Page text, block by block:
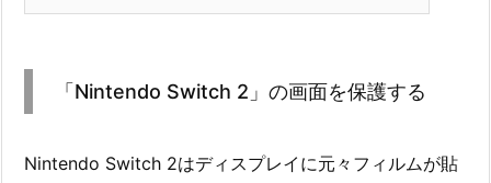
「Nintendo Switch 2」の画面を保護する
Nintendo Switch 2はディスプレイに元々フィルムが貼